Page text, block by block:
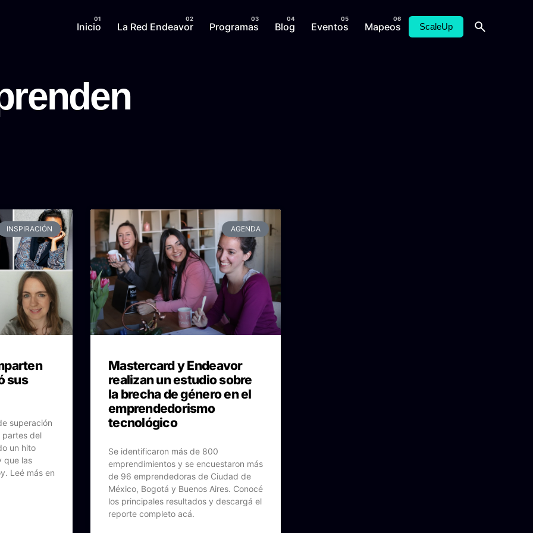
Inicio La Red Endeavor Programas Blog Eventos Mapeos ScaleUp
INSPIRACIÓN
sus
superación
partes del
un hito
que las
Leé más en
AGENDA
Mastercard y Endeavor
realizan un estudio sobre
la brecha de género en el
emprendedorismo
tecnológico
Se identificaron más de 800
emprendimientos y se encuestaron más
de 96 emprendedoras de Ciudad de
México, Bogotá y Buenos Aires. Conocé
los principales resultados y descargá el
reporte completo acá.